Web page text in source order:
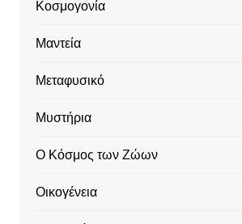
Κοσμογονία
Μαντεία
Μεταφυσικό
Μυστήρια
Ο Κόσμος των Ζώων
Οικογένεια